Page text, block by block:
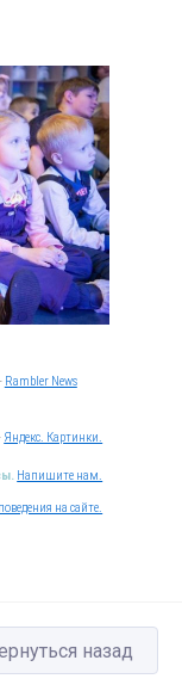
Rambler News
Яндекс. Картинки.
Напишите нам.
поведения на сайте.
назад